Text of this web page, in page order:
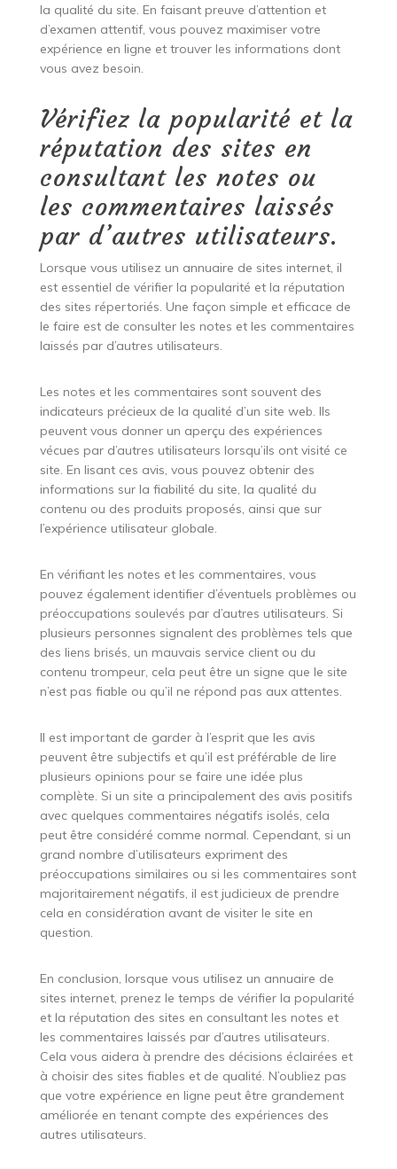
la qualité du site. En faisant preuve d’attention et
d’examen attentif, vous pouvez maximiser votre
expérience en ligne et trouver les informations dont
vous avez besoin.
Vérifiez la popularité et la
réputation des sites en
consultant les notes ou
les commentaires laissés
par d’autres utilisateurs.
Lorsque vous utilisez un annuaire de sites internet, il
est essentiel de vérifier la popularité et la réputation
des sites répertoriés. Une façon simple et efficace de
le faire est de consulter les notes et les commentaires
laissés par d’autres utilisateurs.
Les notes et les commentaires sont souvent des
indicateurs précieux de la qualité d’un site web. Ils
peuvent vous donner un aperçu des expériences
vécues par d’autres utilisateurs lorsqu’ils ont visité ce
site. En lisant ces avis, vous pouvez obtenir des
informations sur la fiabilité du site, la qualité du
contenu ou des produits proposés, ainsi que sur
l’expérience utilisateur globale.
En vérifiant les notes et les commentaires, vous
pouvez également identifier d’éventuels problèmes ou
préoccupations soulevés par d’autres utilisateurs. Si
plusieurs personnes signalent des problèmes tels que
des liens brisés, un mauvais service client ou du
contenu trompeur, cela peut être un signe que le site
n’est pas fiable ou qu’il ne répond pas aux attentes.
Il est important de garder à l’esprit que les avis
peuvent être subjectifs et qu’il est préférable de lire
plusieurs opinions pour se faire une idée plus
complète. Si un site a principalement des avis positifs
avec quelques commentaires négatifs isolés, cela
peut être considéré comme normal. Cependant, si un
grand nombre d’utilisateurs expriment des
préoccupations similaires ou si les commentaires sont
majoritairement négatifs, il est judicieux de prendre
cela en considération avant de visiter le site en
question.
En conclusion, lorsque vous utilisez un annuaire de
sites internet, prenez le temps de vérifier la popularité
et la réputation des sites en consultant les notes et
les commentaires laissés par d’autres utilisateurs.
Cela vous aidera à prendre des décisions éclairées et
à choisir des sites fiables et de qualité. N’oubliez pas
que votre expérience en ligne peut être grandement
améliorée en tenant compte des expériences des
autres utilisateurs.